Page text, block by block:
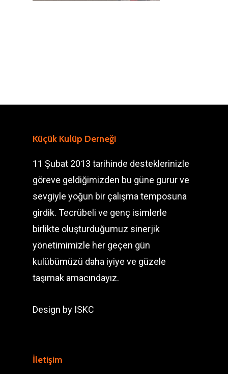
Küçük Kulüp Derneği
11 Şubat 2013 tarihinde desteklerinizle
göreve geldiğimizden bu güne gurur ve
sevgiyle yoğun bir çalışma temposuna
girdik. Tecrübeli ve genç isimlerle
birlikte oluşturduğumuz sinerjik
yönetimimizle her geçen gün
kulübümüzü daha iyiye ve güzele
taşımak amacındayız.
Design by ISKC
İletişim